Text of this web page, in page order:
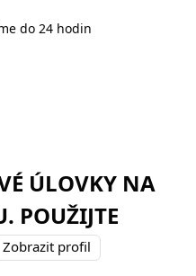
do 24 hodin
ÚLOVKY NA
POUŽIJTE
Zobrazit profil